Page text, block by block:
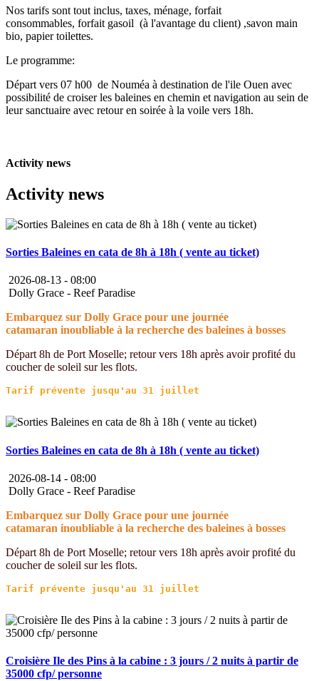
Nos tarifs sont tout inclus, taxes, ménage, forfait
consommables, forfait gasoil (à l'avantage du client) ,savon main
bio, papier toilettes.
Le programme:
Départ vers 07 h00 de Nouméa à destination de l'ile Ouen avec
possibilité de croiser les baleines en chemin et navigation au sein de
leur sanctuaire avec retour en soirée à la voile vers 18h.
Activity news
Activity news
Sorties Baleines en cata de 8h à 18h ( vente au ticket)
2026-08-13 - 08:00
Dolly Grace - Reef Paradise
Embarquez sur Dolly Grace pour une journée
catamaran inoubliable à la recherche des baleines à bosses
Départ 8h de Port Moselle; retour vers 18h après avoir profité du
coucher de soleil sur les flots.
Sorties Baleines en cata de 8h à 18h ( vente au ticket)
2026-08-14 - 08:00
Dolly Grace - Reef Paradise
Embarquez sur Dolly Grace pour une journée
catamaran inoubliable à la recherche des baleines à bosses
Départ 8h de Port Moselle; retour vers 18h après avoir profité du
coucher de soleil sur les flots.
Croisière Ile des Pins à la cabine : 3 jours / 2 nuits à partir de
35000 cfp/ personne